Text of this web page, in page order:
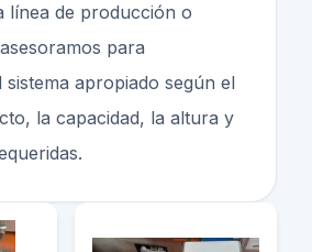
línea de producción o
para
apropiado según el
la capacidad, la altura y